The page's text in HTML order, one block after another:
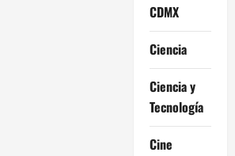
CDMX
Ciencia
Ciencia y
Tecnología
Cine